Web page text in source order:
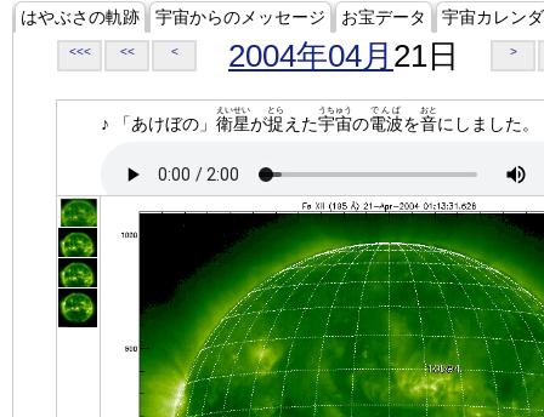
はやぶさの軌跡 宇宙からのメッセージ お宝データ 宇宙カレン
<<< << < 2004年04月 21日 >
♪ 「あけぼの」 衛星
えいせい
が捉
とら
えた宇宙
うちゅう
の電波
でんぱ
を音
おと
にしました。